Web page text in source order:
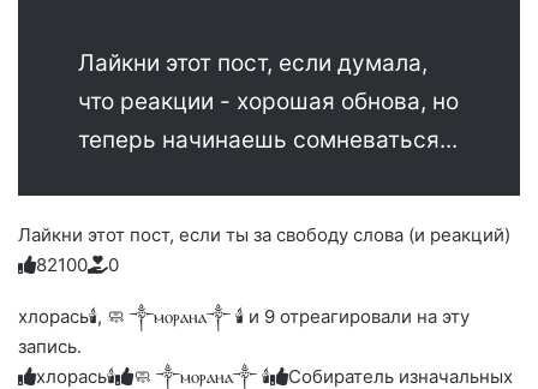
Лайкни этот пост, если думала,
что реакции - хорошая обнова, но
теперь начинаешь сомневаться...
Лайкни этот пост, если ты за свободу слова (и реакций)
Голосуйте
вверх.
8
Нажмите
реакцию:
улыбаюсь
2
Нажмите
реакцию:
смеюсь
до
слез
1
Нажмите
реакцию:
печаль
0
Нажмите
реакцию:
плачу
0
Нажмите
благодарю
0
хлорась🕯, 🧼 ༒ⲙⲟⲣⲁⲏⲁ༒ 🕯️ и 9 отреагировали на эту
запись.
хлорась🕯
🧼 ༒ⲙⲟⲣⲁⲏⲁ༒ 🕯️
Собиратель изначальных